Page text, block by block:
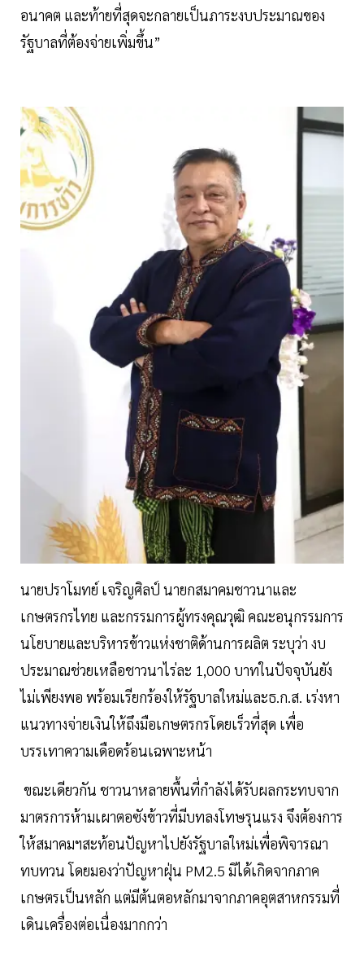
อนาคต และท้ายที่สุดจะกลายเป็นภาระงบประมาณของ
รัฐบาลที่ต้องจ่ายเพิ่มขึ้น”
นายปราโมทย์ เจริญศิลป์ นายกสมาคมชาวนาและ
เกษตรกรไทย และกรรมการผู้ทรงคุณวุฒิ คณะอนุกรรมการ
นโยบายและบริหารข้าวแห่งชาติด้านการผลิต ระบุว่า งบ
ประมาณช่วยเหลือชาวนาไร่ละ 1,000 บาทในปัจจุบันยัง
ไม่เพียงพอ พร้อมเรียกร้องให้รัฐบาลใหม่และธ.ก.ส. เร่งหา
แนวทางจ่ายเงินให้ถึงมือเกษตรกรโดยเร็วที่สุด เพื่อ
บรรเทาความเดือดร้อนเฉพาะหน้า
ขณะเดียวกัน ชาวนาหลายพื้นที่กำลังได้รับผลกระทบจาก
มาตรการห้ามเผาตอซังข้าวที่มีบทลงโทษรุนแรง จึงต้องการ
ให้สมาคมฯสะท้อนปัญหาไปยังรัฐบาลใหม่เพื่อพิจารณา
ทบทวน โดยมองว่าปัญหาฝุ่น PM2.5 มิได้เกิดจากภาค
เกษตรเป็นหลัก แต่มีต้นตอหลักมาจากภาคอุตสาหกรรมที่
เดินเครื่องต่อเนื่องมากกว่า